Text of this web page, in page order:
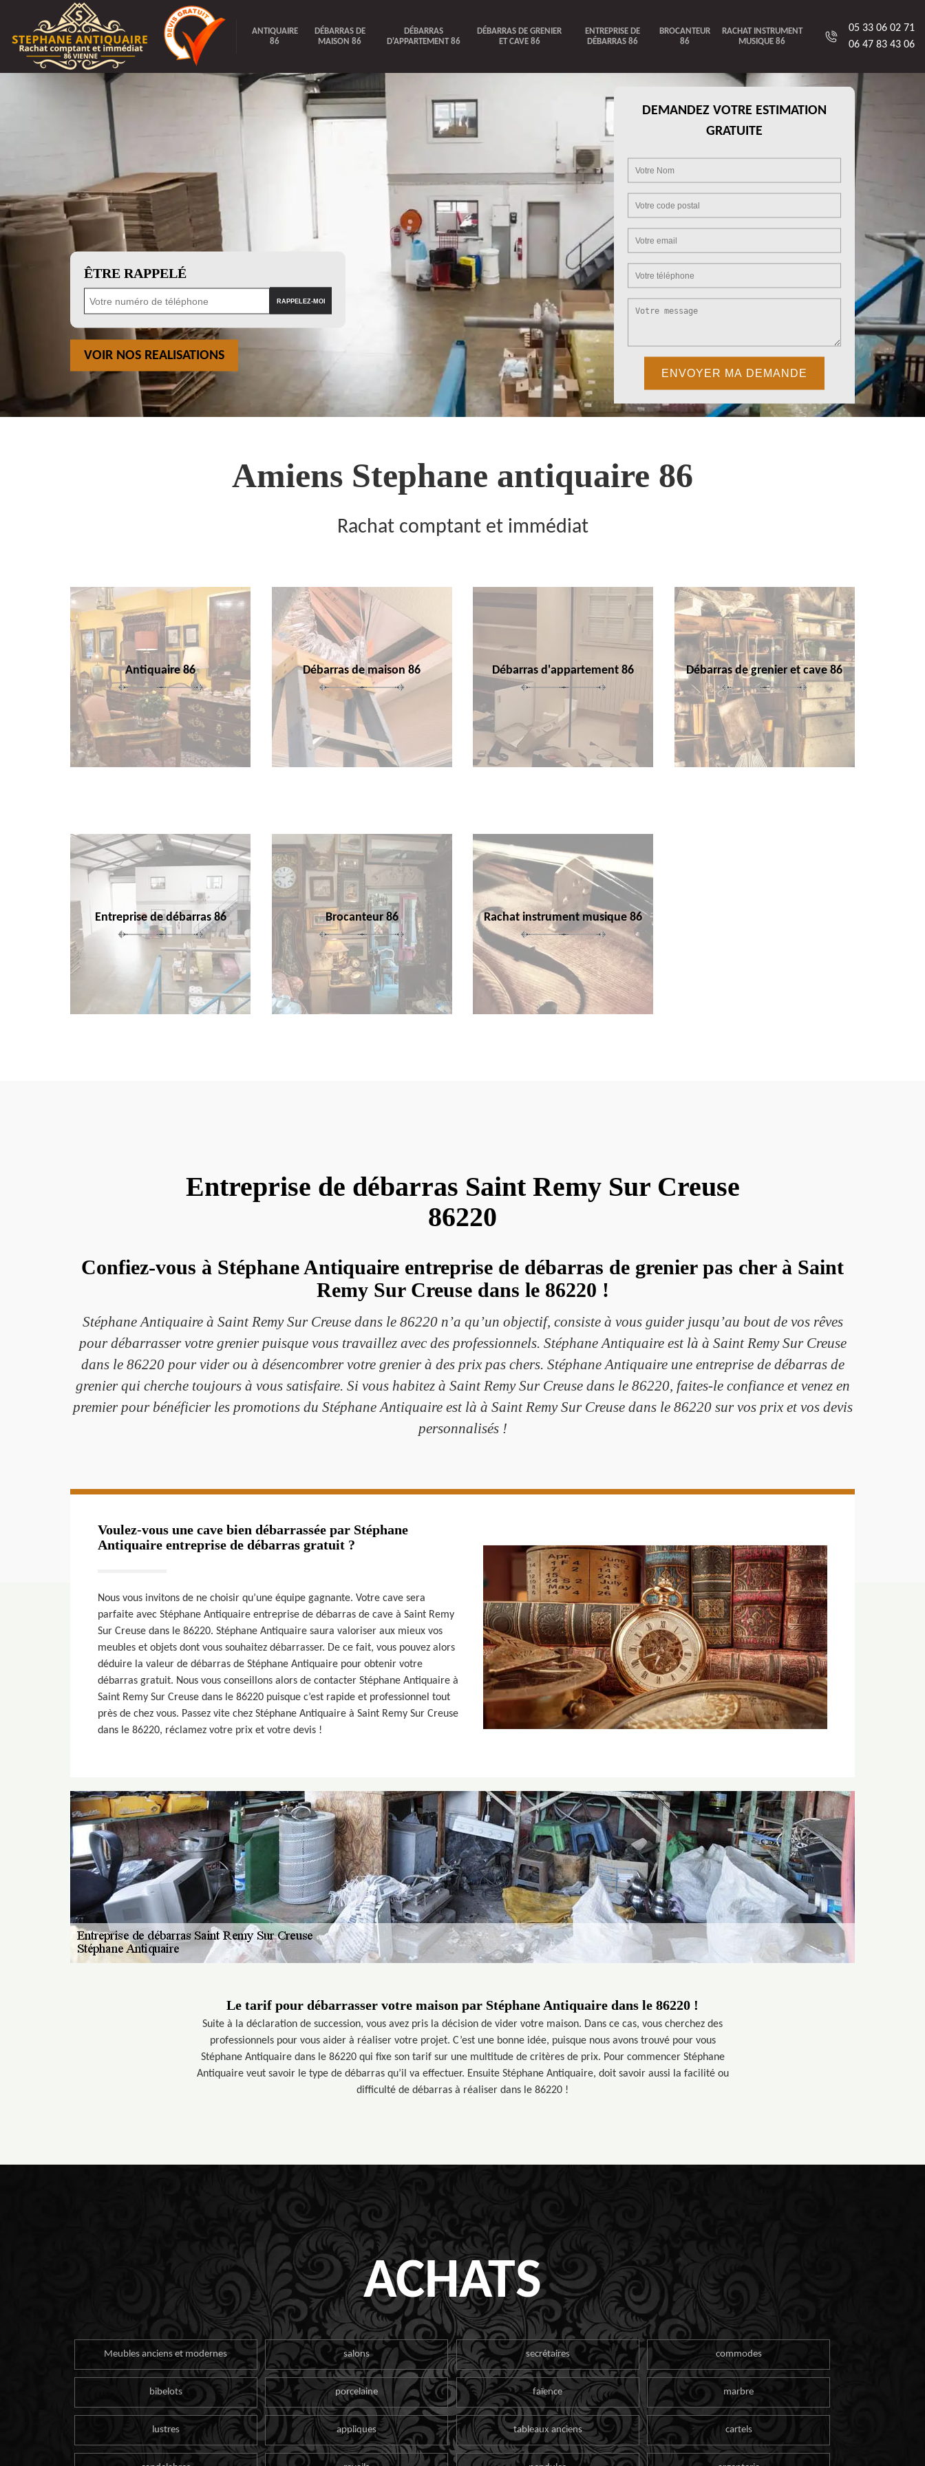
ANTIQUAIRE
86
DÉBARRAS DE
MAISON 86
DÉBARRAS
D'APPARTEMENT 86
DÉBARRAS DE GRENIER
ET CAVE 86
ENTREPRISE DE
DÉBARRAS 86
BROCANTEUR
86
RACHAT INSTRUMENT
MUSIQUE 86
05 33 06 02 71
06 47 83 43 06
ÊTRE RAPPELÉ
VOIR NOS REALISATIONS
DEMANDEZ VOTRE ESTIMATION
GRATUITE
Amiens Stephane antiquaire 86
Rachat comptant et immédiat
Antiquaire 86 Débarras de maison 86 Débarras d'appartement 86 Débarras de grenier et cave 86
Entreprise de débarras 86 Brocanteur 86 Rachat instrument musique 86
Entreprise de débarras Saint Remy Sur Creuse
86220
Confiez-vous à Stéphane Antiquaire entreprise de débarras de grenier pas cher à Saint
Remy Sur Creuse dans le 86220 !
Stéphane Antiquaire à Saint Remy Sur Creuse dans le 86220 n’a qu’un objectif, consiste à vous guider jusqu’au bout de vos rêves
pour débarrasser votre grenier puisque vous travaillez avec des professionnels. Stéphane Antiquaire est là à Saint Remy Sur Creuse
dans le 86220 pour vider ou à désencombrer votre grenier à des prix pas chers. Stéphane Antiquaire une entreprise de débarras de
grenier qui cherche toujours à vous satisfaire. Si vous habitez à Saint Remy Sur Creuse dans le 86220, faites-le confiance et venez en
premier pour bénéficier les promotions du Stéphane Antiquaire est là à Saint Remy Sur Creuse dans le 86220 sur vos prix et vos devis
personnalisés !
Voulez-vous une cave bien débarrassée par Stéphane
Antiquaire entreprise de débarras gratuit ?
Nous vous invitons de ne choisir qu’une équipe gagnante. Votre cave sera
parfaite avec Stéphane Antiquaire entreprise de débarras de cave à Saint Remy
Sur Creuse dans le 86220. Stéphane Antiquaire saura valoriser aux mieux vos
meubles et objets dont vous souhaitez débarrasser. De ce fait, vous pouvez alors
déduire la valeur de débarras de Stéphane Antiquaire pour obtenir votre
débarras gratuit. Nous vous conseillons alors de contacter Stéphane Antiquaire à
Saint Remy Sur Creuse dans le 86220 puisque c’est rapide et professionnel tout
près de chez vous. Passez vite chez Stéphane Antiquaire à Saint Remy Sur Creuse
dans le 86220, réclamez votre prix et votre devis !
Le tarif pour débarrasser votre maison par Stéphane Antiquaire dans le 86220 !
Suite à la déclaration de succession, vous avez pris la décision de vider votre maison. Dans ce cas, vous cherchez des
professionnels pour vous aider à réaliser votre projet. C’est une bonne idée, puisque nous avons trouvé pour vous
Stéphane Antiquaire dans le 86220 qui fixe son tarif sur une multitude de critères de prix. Pour commencer Stéphane
Antiquaire veut savoir le type de débarras qu’il va effectuer. Ensuite Stéphane Antiquaire, doit savoir aussi la facilité ou
difficulté de débarras à réaliser dans le 86220 !
ACHATS
Meubles anciens et modernes salons secrétaires commodes
bibelots porcelaine faïence marbre
lustres appliques tableaux anciens cartels